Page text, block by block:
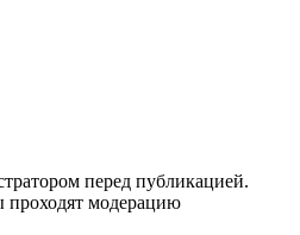
перед публикацией.
проходят модерацию